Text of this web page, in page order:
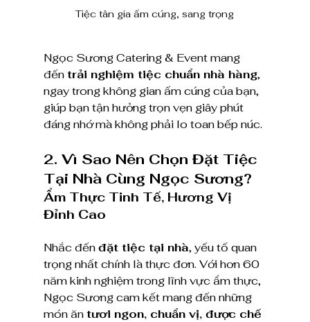
Tiệc tân gia ấm cúng, sang trọng
Ngọc Sương Catering & Event mang
đến trải nghiệm tiệc chuẩn nhà hàng,
ngay trong không gian ấm cúng của bạn,
giúp bạn tận hưởng trọn vẹn giây phút
đáng nhớ mà không phải lo toan bếp núc.
2. Vì Sao Nên Chọn Đặt Tiệc
Tại Nhà Cùng Ngọc Sương?
Ẩm Thực Tinh Tế, Hương Vị
Đỉnh Cao
Nhắc đến đặt tiệc tại nhà, yếu tố quan
trọng nhất chính là thực đơn. Với hơn 60
năm kinh nghiệm trong lĩnh vực ẩm thực,
Ngọc Sương cam kết mang đến những
món ăn tươi ngon, chuẩn vị, được chế